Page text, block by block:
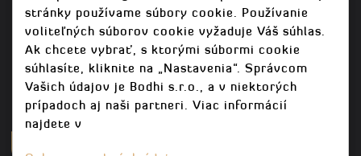
stránky používame súbory cookie. Používanie
voliteľných súborov cookie vyžaduje Váš súhlas.
Ak chcete vybrať, s ktorými súbormi cookie
súhlasíte, kliknite na „Nastavenia“. Správcom
Vašich údajov je Bodhi s.r.o., a v niektorých
prípadoch aj naši partneri. Viac informácií
najdete v